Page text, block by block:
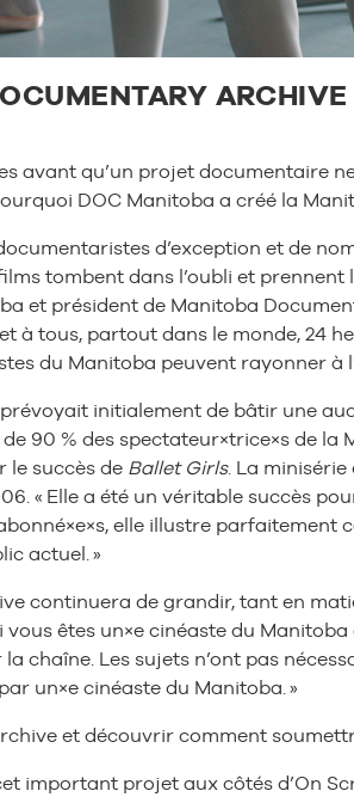
avant qu’un projet documentaire
DOC Manitoba a créé la
d’exception et de
tombent dans l’oubli et
et président de Manitoba
à tous, partout dans le monde, 24
du Manitoba peuvent rayonner à
initialement de bâtir une
90 % des spectateur×trice×s de
le succès de Ballet Girls. La
« Elle a été un véritable succès
elle illustre
actuel. »
continuera de grandir, tant en
vous êtes un×e cinéaste du
chaîne. Les sujets n’ont pas
un×e cinéaste du Manitoba. »
et découvrir comment
important projet aux côtés d’On